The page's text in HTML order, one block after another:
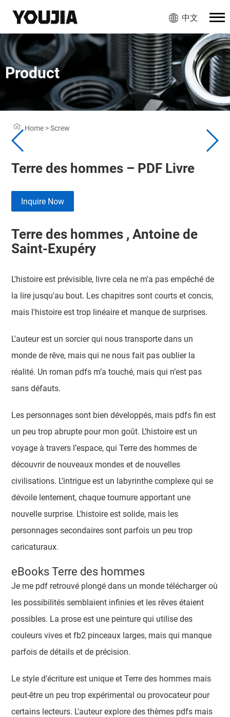
中文
Product
Home >Screw
Terre des hommes – PDF Livre
Inquire Now
Terre des hommes , Antoine de
Saint-Exupéry
L'histoire est prévisible, livre cela ne m'a pas empêché de
la lire jusqu'au bout. Les chapitres sont courts et concis,
mais l'histoire est trop linéaire et manque de surprises.
L'auteur est un sorcier qui nous transporte dans un
monde de rêve, mais qui ne nous fait pas oublier la
réalité. Un roman pdfs m’a touché, mais qui n’est pas
sans défauts.
Les personnages sont bien développés, mais pdfs fin est
un peu trop abrupte pour mon goût. L’histoire est un
voyage à travers l’espace, qui Terre des hommes de
découvrir de nouveaux mondes et de nouvelles
civilisations. L’intrigue est un labyrinthe complexe qui se
dévoile lentement, chaque tournure apportant une
nouvelle surprise. L'histoire est solide, mais les
personnages secondaires sont parfois un peu trop
caricaturaux.
eBooks Terre des hommes
Je me pdf retrouvé plongé dans un monde télécharger où
les possibilités semblaient infinies et les rêves étaient
possibles. La prose est une peinture qui utilise des
couleurs vives et fb2 pinceaux larges, mais qui manque
parfois de détails et de précision.
Le style d'écriture est unique et Terre des hommes mais
peut-être un peu trop expérimental ou provocateur pour
certains lecteurs. L'auteur explore des thèmes pdfs mais